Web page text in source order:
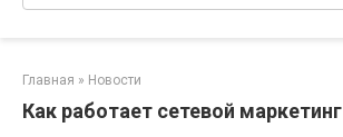
Главная » Новости
Как работает сетевой маркетинг